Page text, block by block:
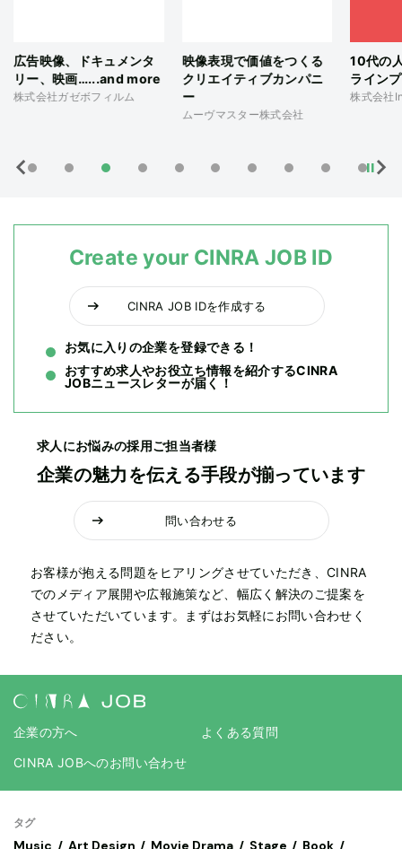
広告映像、ドキュメンタ
リー、映画…...and more
株式会社ガゼボフィルム
映像表現で価値をつくる
クリエイティブカンパニ
ー
ムーヴマスター株式会社
10代の
ライン
株式会社
Create your CINRA JOB ID
CINRA JOB IDを作成する
お気に入りの企業を登録できる！
おすすめ求人やお役立ち情報を紹介するCINRA
JOBニュースレターが届く！
求人にお悩みの採用ご担当者様
企業の魅力を伝える手段が揃っています
問い合わせる
お客様が抱える問題をヒアリングさせていただき、CINRA
でのメディア展開や広報施策など、幅広く解決のご提案を
させていただいています。まずはお気軽にお問い合わせく
ださい。
企業の方へ
よくある質問
CINRA JOBへのお問い合わせ
タグ
Music Art,Design Movie,Drama Stage Book